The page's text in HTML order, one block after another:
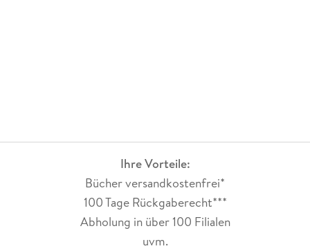
Ihre Vorteile:
Bücher versandkostenfrei*
100 Tage Rückgaberecht***
Abholung in über 100 Filialen
uvm.